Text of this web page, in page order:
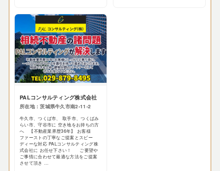
PALコンサルティング株式会社
所在地：茨城県牛久市南2-11-2
牛久市、つくば市、 取手市、つくばみ
らい市、守谷市に 空き地をお持ちの方
へ 【不動産業界歴36年】 お客様
ファーストの丁寧なご提案とスピー
ディーな対応 PALコンサルティング株
式会社に お任せ下さい！ ご要望や
ご事情に合わせて最適な方法をご提案
させて頂き ...